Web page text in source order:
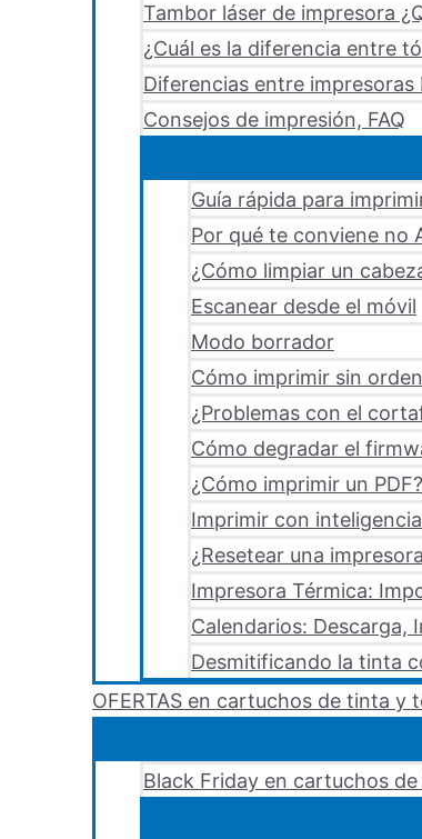
Tambor láser de impresora
¿Cuál es la diferencia entre
Diferencias entre impresoras
Consejos de impresión, FAQ
Guía rápida para
Por qué te conviene no
¿Cómo limpiar un
Escanear desde el móvil
Modo borrador
Cómo imprimir sin
¿Problemas con el
Cómo degradar el
¿Cómo imprimir un PDF?
Imprimir con
¿Resetear una
Impresora Térmica:
Calendarios: Descarga,
Desmitificando la tinta
OFERTAS en cartuchos de tinta y
Black Friday en cartuchos